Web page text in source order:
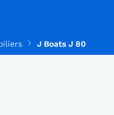
J Boats J 80